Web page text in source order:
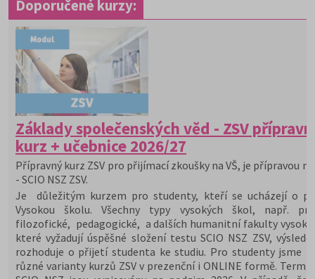
Doporučené kurzy:
Základy společenských věd - ZSV
kurz + učebnice 2026/27
Přípravný kurz ZSV pro přijímací zkoušky na VŠ, je přípravou
- SCIO NSZ ZSV.
Je důležitým kurzem pro studenty, kteří se ucházejí o
Vysokou školu. Všechny typy vysokých škol, např.
filozofické, pedagogické, a dalších humanitní fakulty
které vyžadují úspěšné složení testu SCIO NSZ ZSV,
rozhoduje o přijetí studenta ke studiu. Pro studenty jsme
různé varianty kurzů ZSV v prezenční i ONLINE formě.